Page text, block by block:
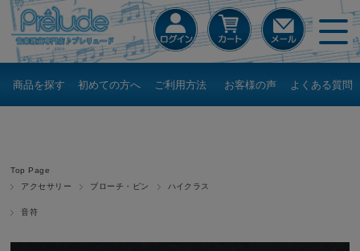
商品を探す 初めての方へ ご利用方法 お客様の声 よくある質問
Top Page
アクセサリー
ブローチ・ピン ハイクラス
音符